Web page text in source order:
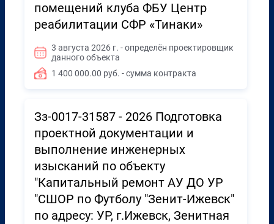
помещений клуба ФБУ Центр
реабилитации СФР «Тинаки»
3 августа 2026 г. - определён проектировщик
данного объекта
1 400 000.00 руб. - сумма контракта
Зз-0017-31587 - 2026 Подготовка
проектной документации и
выполнение инженерных
изысканий по объекту
"Капитальный ремонт АУ ДО УР
"СШОР по Футболу "Зенит-Ижевск"
по адресу: УР, г.Ижевск, Зенитная